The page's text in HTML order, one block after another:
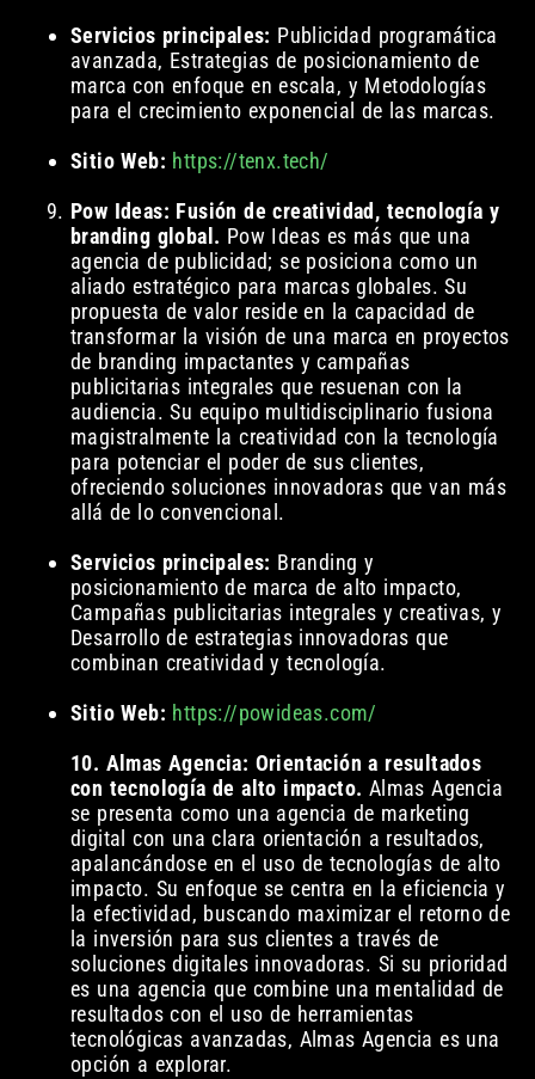
Servicios principales: Publicidad programática
avanzada, Estrategias de posicionamiento de
marca con enfoque en escala, y Metodologías
para el crecimiento exponencial de las marcas.
Sitio Web: https://tenx.tech/
Pow Ideas: Fusión de creatividad, tecnología y
branding global. Pow Ideas es más que una
agencia de publicidad; se posiciona como un
aliado estratégico para marcas globales. Su
propuesta de valor reside en la capacidad de
transformar la visión de una marca en proyectos
de branding impactantes y campañas
publicitarias integrales que resuenan con la
audiencia. Su equipo multidisciplinario fusiona
magistralmente la creatividad con la tecnología
para potenciar el poder de sus clientes,
ofreciendo soluciones innovadoras que van más
allá de lo convencional.
Servicios principales: Branding y
posicionamiento de marca de alto impacto,
Campañas publicitarias integrales y creativas, y
Desarrollo de estrategias innovadoras que
combinan creatividad y tecnología.
Sitio Web: https://powideas.com/
10. Almas Agencia: Orientación a resultados
con tecnología de alto impacto. Almas Agencia
se presenta como una agencia de marketing
digital con una clara orientación a resultados,
apalancándose en el uso de tecnologías de alto
impacto. Su enfoque se centra en la eficiencia y
la efectividad, buscando maximizar el retorno de
la inversión para sus clientes a través de
soluciones digitales innovadoras. Si su prioridad
es una agencia que combine una mentalidad de
resultados con el uso de herramientas
tecnológicas avanzadas, Almas Agencia es una
opción a explorar.